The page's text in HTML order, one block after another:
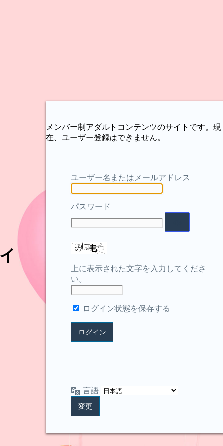
メンバー制アダルトコンテンツのサイトです。現
在、ユーザー登録はできません。
ユーザー名またはメールアドレス
パスワード
上に表示された文字を入力してくださ
い。
ログイン状態を保存する
言語